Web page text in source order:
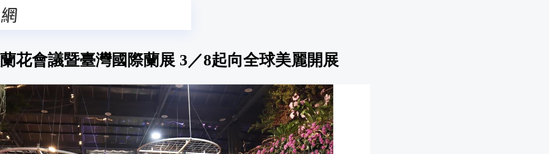
花會議暨臺灣國際蘭展 3／8起向全球美麗開展